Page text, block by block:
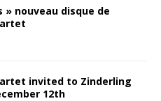
» nouveau disque de
invited to Zinderling
12th